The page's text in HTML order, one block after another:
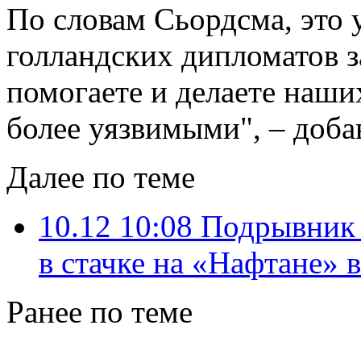
По словам Сьордсма, это
голландских
помогаете и делаете
более уязвимыми", –
Далее по теме
10.12 10:08 Подрывник
в стачке на «Нафтане»
Ранее по теме